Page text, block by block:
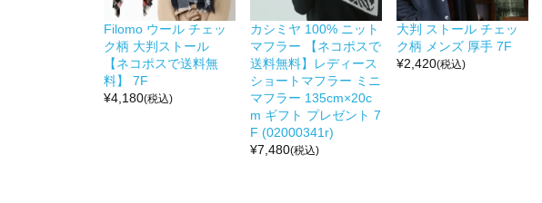
Filomo ウール チェッ
ク柄 大判ストール
【ネコポスで送料無
料】 7F
¥4,180(税込)
カシミヤ 100% ニット
マフラー 【ネコポスで
送料無料】レディース
ショートマフラー ミニ
マフラー 135cm×20c
m ギフト プレゼント 7
F (02000341r)
¥7,480(税込)
大判 ストール チェッ
ク柄 メンズ 厚手 7F
¥2,420(税込)